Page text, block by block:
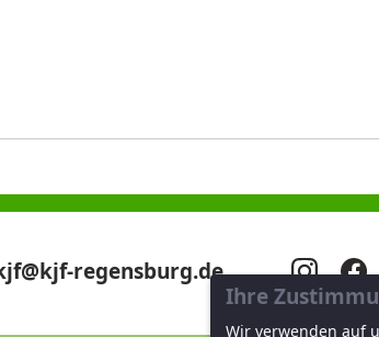
regensburg.de
Ihre
Wir verwenden auf